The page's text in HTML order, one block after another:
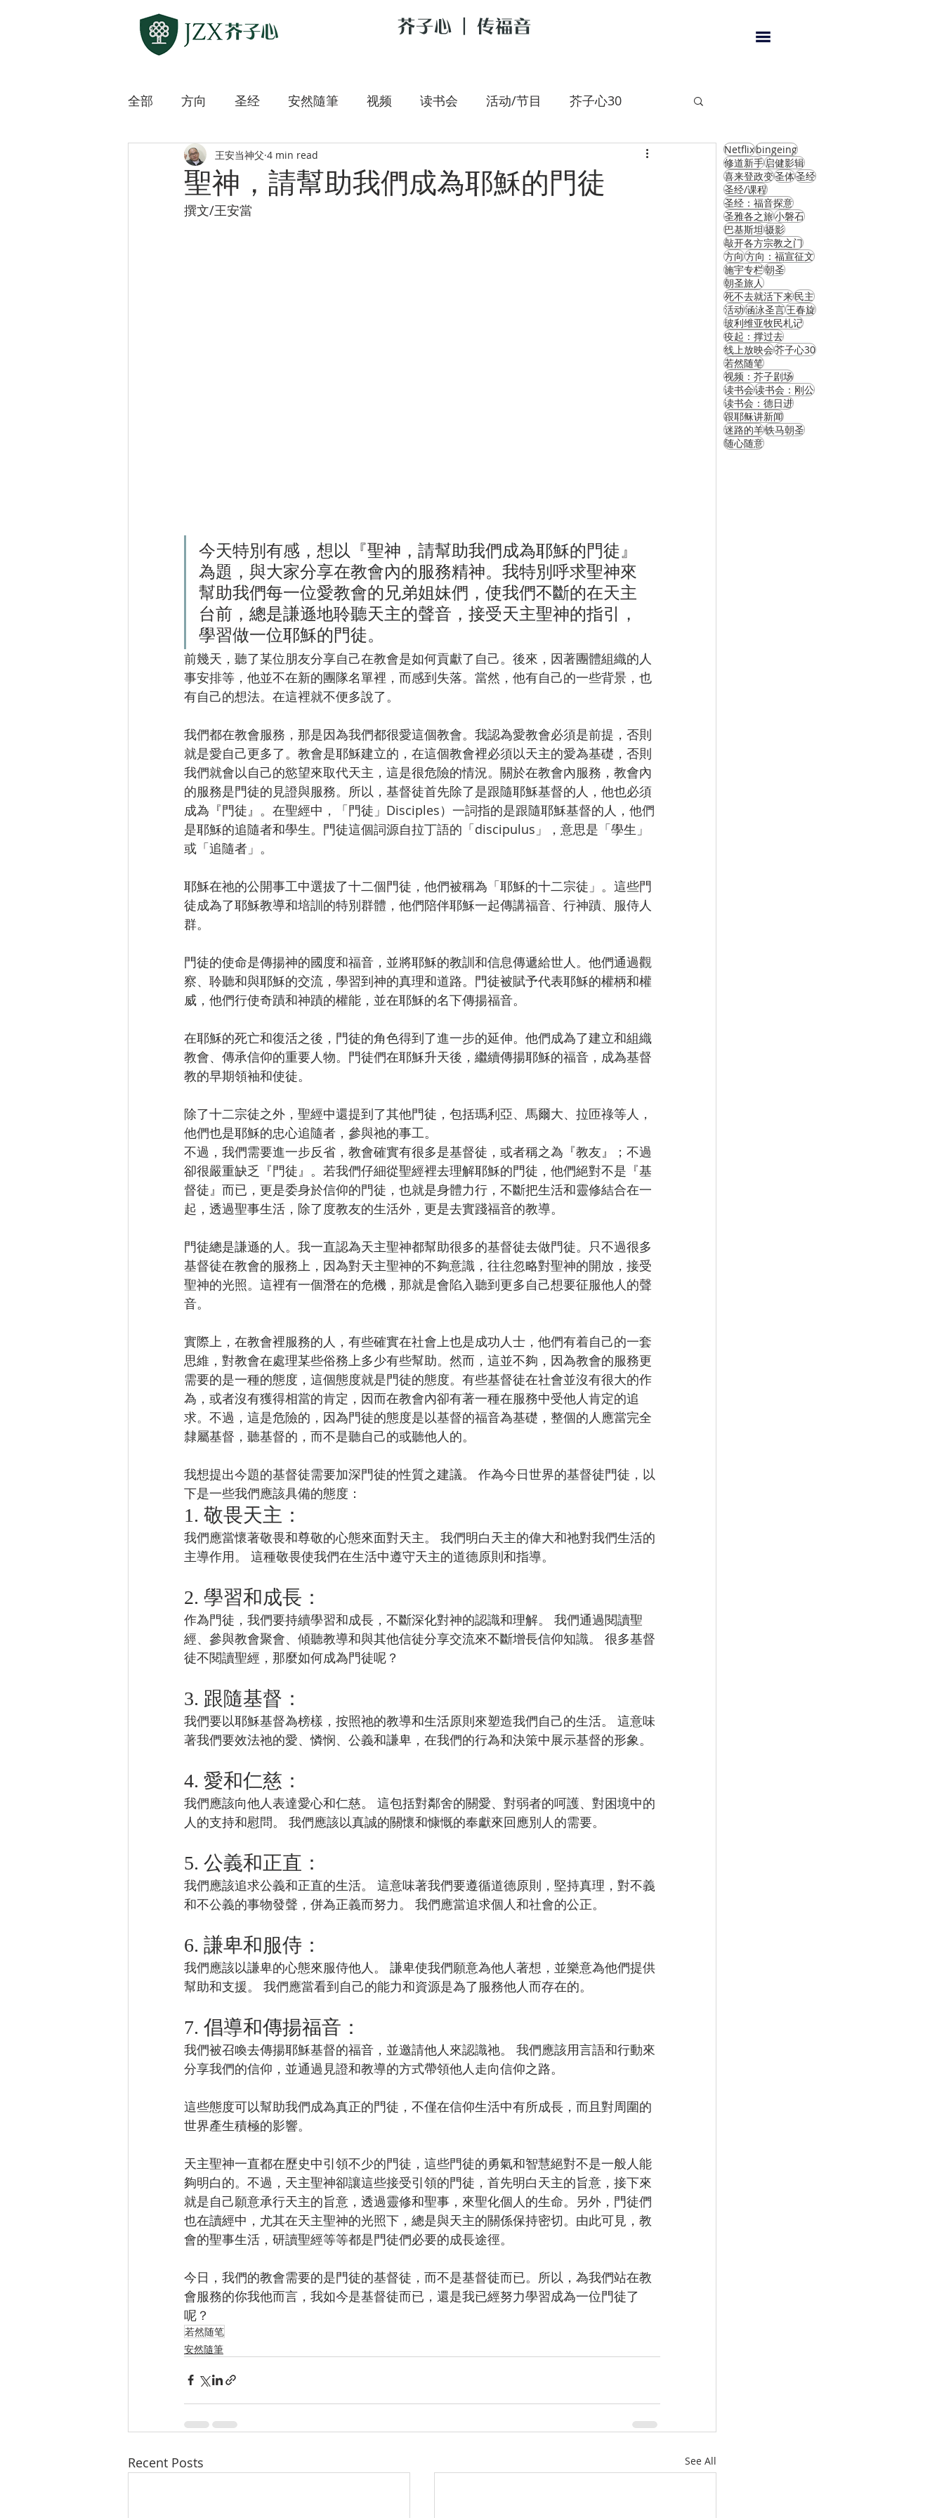
芥子心 | 传福音
全部 方向 圣经 安然隨筆 视频 读书会 活动/节目 芥子心30
敲开各方宗教之门 上主是我的牧者
迷路的羊 微微道来
聖神，請幫助我們成為耶穌的門徒
王安当神父 4 min read
撰文/王安當
今天特別有感，想以『聖神，請幫助我們成為耶穌的門徒』
為題，與大家分享在教會內的服務精神。我特別呼求聖神來
幫助我們每一位愛教會的兄弟姐妹們，使我們不斷的在天主
台前，總是謙遜地聆聽天主的聲音，接受天主聖神的指引，
學習做一位耶穌的門徒。
前幾天，聽了某位朋友分享自己在教會是如何貢獻了自己。後來，因著團體組織的人
事安排等，他並不在新的團隊名單裡，而感到失落。當然，他有自己的一些背景，也
有自己的想法。在這裡就不便多說了。
我們都在教會服務，那是因為我們都很愛這個教會。我認為愛教會必須是前提，否則
就是愛自己更多了。教會是耶穌建立的，在這個教會裡必須以天主的愛為基礎，否則
我們就會以自己的慾望來取代天主，這是很危險的情況。關於在教會內服務，教會內
的服務是門徒的見證與服務。所以，基督徒首先除了是跟隨耶穌基督的人，他也必須
成為『門徒』。在聖經中，「門徒」Disciples）一詞指的是跟隨耶穌基督的人，他們
是耶穌的追隨者和學生。門徒這個詞源自拉丁語的「discipulus」，意思是「學生」
或「追隨者」。
耶穌在祂的公開事工中選拔了十二個門徒，他們被稱為「耶穌的十二宗徒」。這些門
徒成為了耶穌教導和培訓的特別群體，他們陪伴耶穌一起傳講福音、行神蹟、服侍人
群。
門徒的使命是傳揚神的國度和福音，並將耶穌的教訓和信息傳遞給世人。他們通過觀
察、聆聽和與耶穌的交流，學習到神的真理和道路。門徒被賦予代表耶穌的權柄和權
威，他們行使奇蹟和神蹟的權能，並在耶穌的名下傳揚福音。
在耶穌的死亡和復活之後，門徒的角色得到了進一步的延伸。他們成為了建立和組織
教會、傳承信仰的重要人物。門徒們在耶穌升天後，繼續傳揚耶穌的福音，成為基督
教的早期領袖和使徒。
除了十二宗徒之外，聖經中還提到了其他門徒，包括瑪利亞、馬爾大、拉匝祿等人，
他們也是耶穌的忠心追隨者，參與祂的事工。
不過，我們需要進一步反省，教會確實有很多是基督徒，或者稱之為『教友』；不過
卻很嚴重缺乏『門徒』。若我們仔細從聖經裡去理解耶穌的門徒，他們絕對不是『基
督徒』而已，更是委身於信仰的門徒，也就是身體力行，不斷把生活和靈修結合在一
起，透過聖事生活，除了度教友的生活外，更是去實踐福音的教導。
門徒總是謙遜的人。我一直認為天主聖神都幫助很多的基督徒去做門徒。只不過很多
基督徒在教會的服務上，因為對天主聖神的不夠意識，往往忽略對聖神的開放，接受
聖神的光照。這裡有一個潛在的危機，那就是會陷入聽到更多自己想要征服他人的聲
音。
實際上，在教會裡服務的人，有些確實在社會上也是成功人士，他們有着自己的一套
思維，對教會在處理某些俗務上多少有些幫助。然而，這並不夠，因為教會的服務更
需要的是一種的態度，這個態度就是門徒的態度。有些基督徒在社會並沒有很大的作
為，或者沒有獲得相當的肯定，因而在教會內卻有著一種在服務中受他人肯定的追
求。不過，這是危險的，因為門徒的態度是以基督的福音為基礎，整個的人應當完全
隸屬基督，聽基督的，而不是聽自己的或聽他人的。
我想提出今題的基督徒需要加深門徒的性質之建議。 作為今日世界的基督徒門徒，以
下是一些我們應該具備的態度：
1. 敬畏天主：
我們應當懷著敬畏和尊敬的心態來面對天主。 我們明白天主的偉大和祂對我們生活的
主導作用。 這種敬畏使我們在生活中遵守天主的道德原則和指導。
2. 學習和成長：
作為門徒，我們要持續學習和成長，不斷深化對神的認識和理解。 我們通過閱讀聖
經、參與教會聚會、傾聽教導和與其他信徒分享交流來不斷增長信仰知識。 很多基督
徒不閱讀聖經，那麼如何成為門徒呢？
3. 跟隨基督：
我們要以耶穌基督為榜樣，按照祂的教導和生活原則來塑造我們自己的生活。 這意味
著我們要效法祂的愛、憐悯、公義和謙卑，在我們的行為和決策中展示基督的形象。
4. 愛和仁慈：
我們應該向他人表達愛心和仁慈。 這包括對鄰舍的關愛、對弱者的呵護、對困境中的
人的支持和慰問。 我們應該以真誠的關懷和慷慨的奉獻來回應別人的需要。
5. 公義和正直：
我們應該追求公義和正直的生活。 這意味著我們要遵循道德原則，堅持真理，對不義
和不公義的事物發聲，併為正義而努力。 我們應當追求個人和社會的公正。
6. 謙卑和服侍：
我們應該以謙卑的心態來服侍他人。 謙卑使我們願意為他人著想，並樂意為他們提供
幫助和支援。 我們應當看到自己的能力和資源是為了服務他人而存在的。
7. 倡導和傳揚福音：
我們被召喚去傳揚耶穌基督的福音，並邀請他人來認識祂。 我們應該用言語和行動來
分享我們的信仰，並通過見證和教導的方式帶領他人走向信仰之路。
這些態度可以幫助我們成為真正的門徒，不僅在信仰生活中有所成長，而且對周圍的
世界產生積極的影響。
天主聖神一直都在歷史中引領不少的門徒，這些門徒的勇氣和智慧絕對不是一般人能
夠明白的。不過，天主聖神卻讓這些接受引領的門徒，首先明白天主的旨意，接下來
就是自己願意承行天主的旨意，透過靈修和聖事，來聖化個人的生命。另外，門徒們
也在讀經中，尤其在天主聖神的光照下，總是與天主的關係保持密切。由此可見，教
會的聖事生活，研讀聖經等等都是門徒們必要的成長途徑。
今日，我們的教會需要的是門徒的基督徒，而不是基督徒而已。所以，為我們站在教
會服務的你我他而言，我如今是基督徒而已，還是我已經努力學習成為一位門徒了
呢？
若然随笔
安然隨筆
Recent Posts See All
Netflixbingeing
修道新手启健影辑
喜来登政变圣体圣经
圣经/课程
圣经：福音探意
圣雅各之旅小磐石
巴基斯坦摄影
敲开各方宗教之门
方向方向：福宣征文
施宇专栏朝圣
朝圣旅人
死不去就活下来民主
活动涵泳圣言王春旋
玻利维亚牧民札记
疫起：撑过去
线上放映会芥子心30
若然随笔
视频：芥子剧场
读书会读书会：刚公
读书会：德日进
跟耶稣讲新闻
迷路的羊铁马朝圣
随心随意